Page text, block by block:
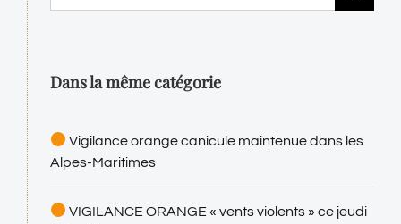
Dans la même catégorie
Vigilance orange canicule maintenue dans les
Alpes-Maritimes
VIGILANCE ORANGE « vents violents » ce jeudi